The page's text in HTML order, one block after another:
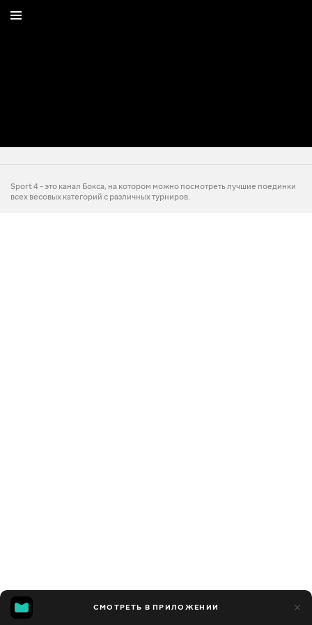
СМОТРЕТЬ В ПРИЛОЖЕНИИ
Sport 4 - это канал Бокса, на котором можно посмотреть лучшие поединки
всех весовых категорий с различных турниров.